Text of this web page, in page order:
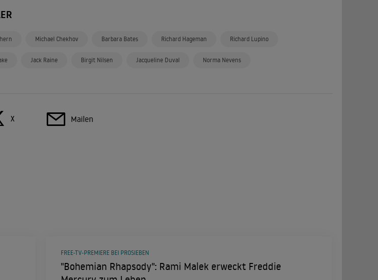
Michael Chekhov Barbara Bates Richard Hageman Richard Lupino
Jack Raine Birgit Nilsen Jacqueline Duval Norma Nevens
X Mailen
FREE-TV-PREMIERE BEI PROSIEBEN
"Bohemian Rhapsody": Rami Malek erweckt Freddie